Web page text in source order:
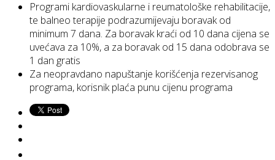
Programi kardiovaskularne i reumatološke rehabilitacije,
te balneo terapije podrazumijevaju boravak od
minimum 7 dana. Za boravak kraći od 10 dana cijena se
uvećava za 10%, a za boravak od 15 dana odobrava se
1 dan gratis
Za neopravdano napuštanje korišćenja rezervisanog
programa, korisnik plaća punu cijenu programa